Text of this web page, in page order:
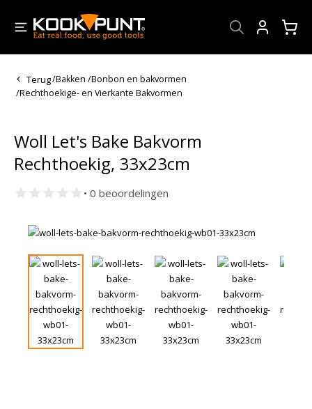
Terug/Bakken /Bonbon en bakvormen
/Rechthoekige- en Vierkante Bakvormen
Woll Let's Bake Bakvorm
Rechthoekig, 33x23cm
• 0 beoordelingen